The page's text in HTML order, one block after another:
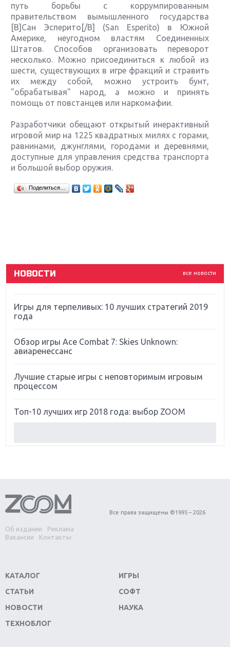
путь борьбы с коррумпированным
правительством вымышленного государства
[B]Сан Эсперито[/B] (San Esperito) в Южной
Америке, неугодном властям Соединенных
Штатов. Способов организовать переворот
несколько. Можно присоединиться к любой из
шести, существующих в игре фракций и стравить
их между собой, можно устроить бунт,
"обрабатывая" народ, а можно и принять
помощь от повстанцев или наркомафии.
Разработчики обещают открытый инерактивный
игровой мир на 1225 квадратных милях с горами,
равнинами, джунглями, городами и деревнями,
доступные для управления средства транспорта
и большой выбор оружия.
Поделиться…
все новости
НОВОСТИ
Крупнейшие релизы мая: Nintendo, Microsoft и
Sony
Far Cry 5: хвалить нельзя ругать
Игры для терпеливых: 10 лучших стратегий 2019
года
Обзор игры Ace Combat 7: Skies Unknown:
авиаренессанс
Лучшие старые игры с неповторимым игровым
процессом
Топ-10 лучших игр 2018 года: выбор ZOOM
Обзор игры Forza Horizon 4: вершина эволюции
Две важных новинки для консолей: Spider-Man и
Divinity Original Sin 2
Switch
Обзор игры The Crew 2: покорение Америки
Важнейшие анонсы E3 2018
Об издании
Реклама
Вакансии
Контакты
Все права защищены ©1995 – 2026
КАТАЛОГ
СТАТЬИ
НОВОСТИ
ТЕХНОБЛОГ
ИГРЫ
СОФТ
НАУКА